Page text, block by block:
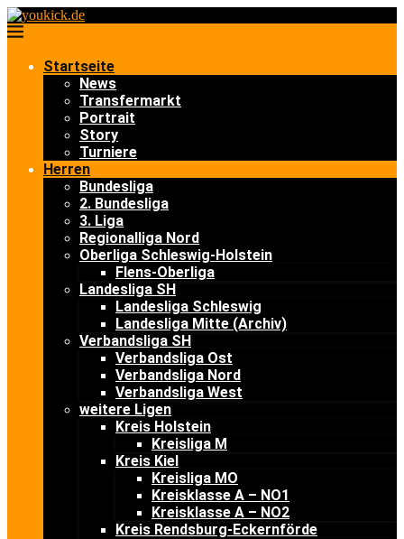
Startseite
News
Transfermarkt
Portrait
Story
Turniere
Herren
Bundesliga
2. Bundesliga
3. Liga
Regionalliga Nord
Oberliga Schleswig-Holstein
Flens-Oberliga
Landesliga SH
Landesliga Schleswig
Landesliga Mitte (Archiv)
Verbandsliga SH
Verbandsliga Ost
Verbandsliga Nord
Verbandsliga West
weitere Ligen
Kreis Holstein
Kreisliga M
Kreis Kiel
Kreisliga MO
Kreisklasse A – NO1
Kreisklasse A – NO2
Kreis Rendsburg-Eckernförde